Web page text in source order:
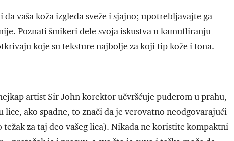
vaša koža izgleda sveže i sjajno; upotrebljavajte ga
Poznati šmikeri dele svoja iskustva u kamufliranju
koje su teksture najbolje za koji tip kože i tona.
artist Sir John korektor učvršćuje puderom u prahu,
ako spadne, to znači da je verovatno neodgovarajući
za taj deo vašeg lica). Nikada ne koristite kompaktni